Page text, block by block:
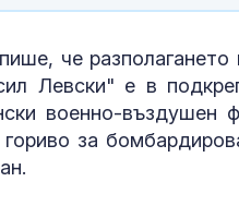
че
Левски" е в
военно-въздушен
за
Робъртс с визия за
Филип Гунев:
Реформите в МВР се
извършват без
прозрачни правила